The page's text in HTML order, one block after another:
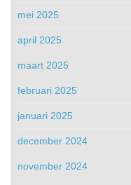
mei 2025
april 2025
maart 2025
februari 2025
januari 2025
december 2024
november 2024